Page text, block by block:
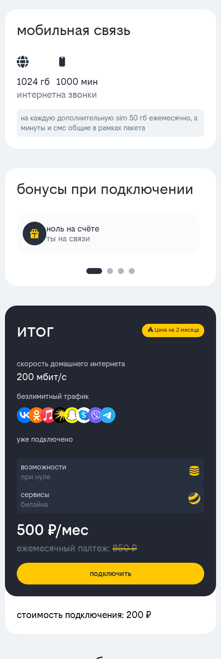
мобильная связь
1024 гб
интернет
1000 мин
на звонки
на каждую дополнительную sim 50 гб ежемесячно, а
минуты и смс общие в рамках пакета
бонусы при подключении
ноль на счёте
ты на связи
итог Цена на 2 месяца
скорость домашнего интернета
200 мбит/с
безлимитный трафик
уже подключено
возможности
при нуле
сервисы
билайна
500 ₽/мес
ежемесячный палтеж: 850 ₽
подключить
стоимость подключения: 200 ₽